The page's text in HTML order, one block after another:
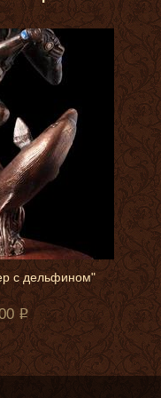
с дельфином"